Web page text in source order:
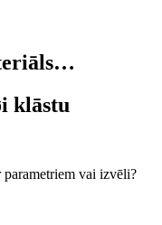
klāstu
parametriem vai izvēli?